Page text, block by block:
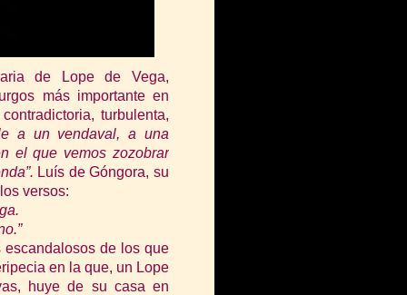
de Lope de Vega,
más importante en
turbulenta,
a un vendaval, a una
el que vemos zozobrar
Luís de Góngora, su
versos:
de los que
en la que, un Lope
huye de su casa en